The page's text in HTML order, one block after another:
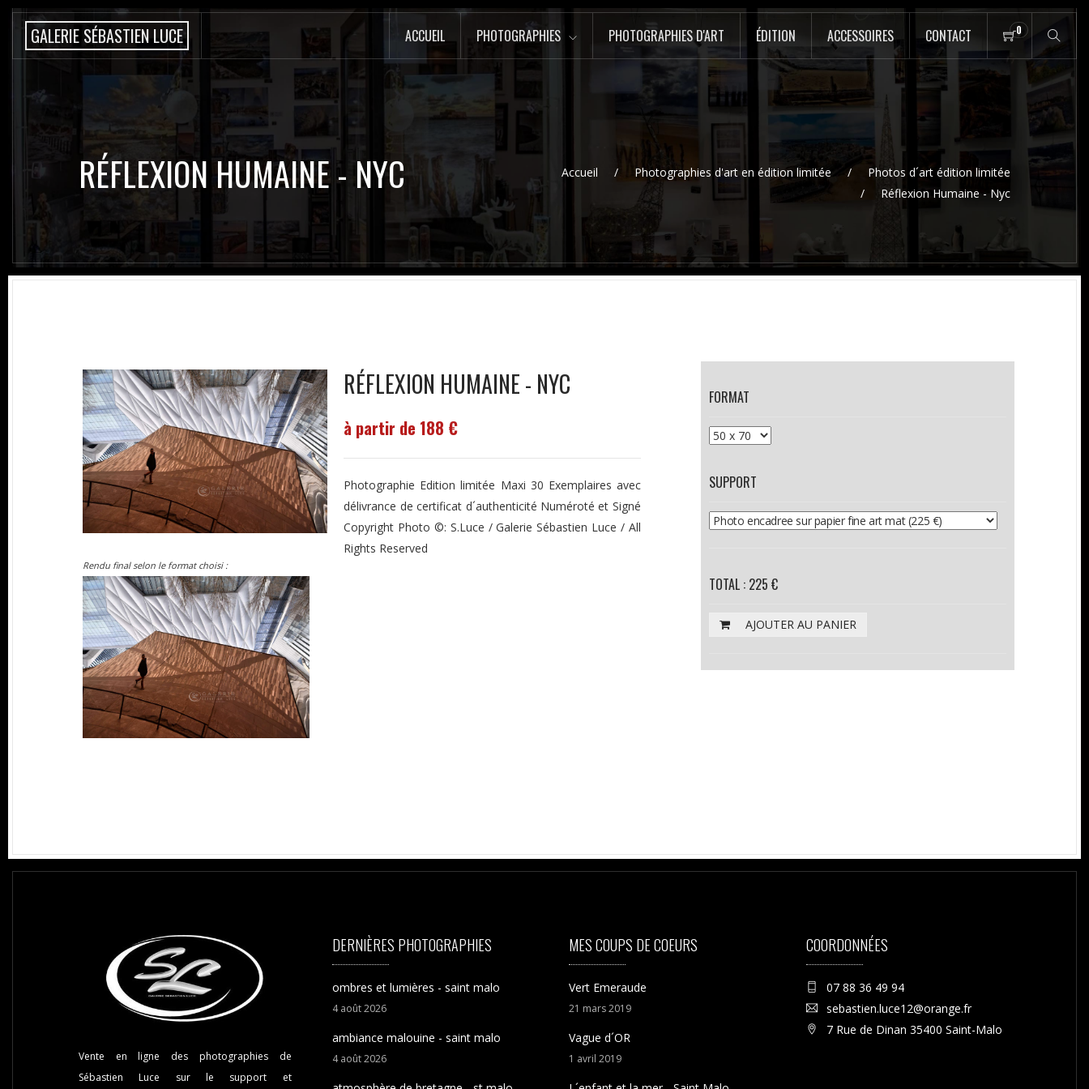
GALERIE SÉBASTIEN LUCE ACCUEIL PHOTOGRAPHIES PHOTOGRAPHIES D'ART ÉDITION ACCESSOIRES CONTACT 0
RÉFLEXION HUMAINE - NYC Accueil Photographies d'art en édition limitée
Photos d´art édition limitée
Réflexion Humaine - Nyc
Rendu final selon le format choisi :
RÉFLEXION HUMAINE - NYC
à partir de 188 €
Photographie Edition limitée Maxi 30 Exemplaires avec
délivrance de certificat d´authenticité Numéroté et Signé
Copyright Photo ©: S.Luce / Galerie Sébastien Luce / All
Rights Reserved
FORMAT
SUPPORT
TOTAL : 225 €
AJOUTER AU PANIER
Vente en ligne des photographies de
Sébastien Luce sur le support et
DERNIÈRES PHOTOGRAPHIES
ombres et lumières - saint malo
4août2026
ambiance malouine - saint malo
4août2026
MES COUPS DE COEURS
Vert Emeraude
21 mars2019
Vague d´OR
1 avril 2019
COORDONNÉES
07 88 36 49 94
sebastien.luce12@orange.fr
7 Rue de Dinan 35400 Saint-Malo